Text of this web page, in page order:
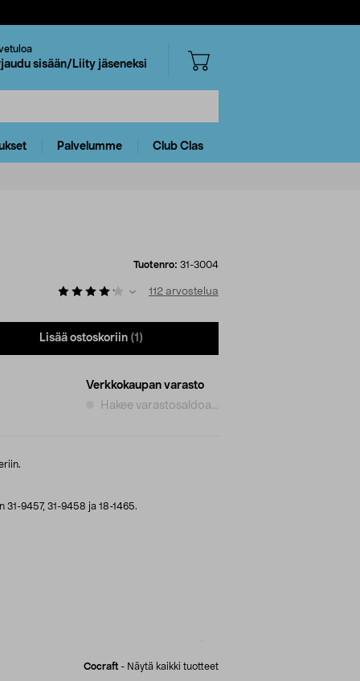
sisään/Liity jäseneksi
Palvelumme Club Clas
Tuotenro: 31-3004
112 arvostelua
Lisää ostoskoriin (1)
Verkkokaupan varasto
Hakee varastosaldoa...
9457, 31-9458 ja 18-1465.
Cocraft - Näytä kaikki tuotteet